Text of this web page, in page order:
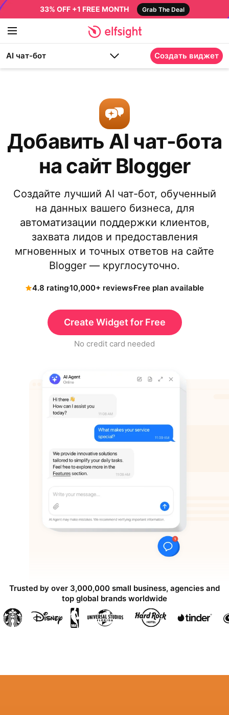
33% OFF +1 FREE MONTH Grab The Deal
AI чат-бот Создать виджет
Добавить AI чат-бота
на сайт Blogger
Создайте лучший AI чат-бот, обученный
на данных вашего бизнеса, для
автоматизации поддержки клиентов,
захвата лидов и предоставления
мгновенных и точных ответов на сайте
Blogger — круглосуточно.
4.8 rating10,000+ reviewsFree plan available
Create Widget for Free
No credit card needed
Trusted by over 3,000,000 small business, agencies and
top global brands worldwide